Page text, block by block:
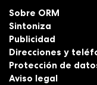
Sobre ORM
Sintoniza
Publicidad
Direcciones y
Protección de
Aviso legal